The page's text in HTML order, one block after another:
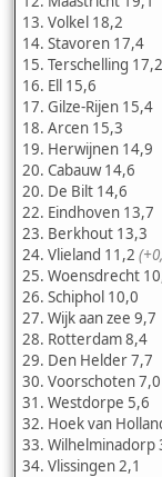
13. Volkel 18,2
14. Stavoren 17,4
15. Terschelling 17,2
16. Ell 15,6
17. Gilze-Rijen 15,4
18. Arcen 15,3
19. Herwijnen 14,9
20. Cabauw 14,6
20. De Bilt 14,6
22. Eindhoven 13,7
23. Berkhout 13,3
24. Vlieland 11,2
25. Woensdrecht
26. Schiphol 10,0
27. Wijk aan zee 9,7
28. Rotterdam 8,4
29. Den Helder 7,7
30. Voorschoten 7,0
31. Westdorpe 5,6
32. Hoek van
33. Wilhelminadorp
34. Vlissingen 2,1